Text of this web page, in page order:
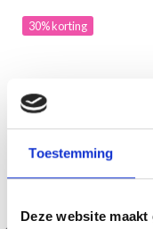
Toestemming
Deze website
30% korting